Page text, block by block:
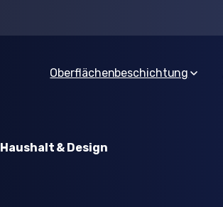
Oberflächenbeschichtung
Haushalt & Design